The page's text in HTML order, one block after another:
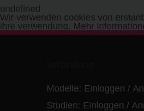
undefined
Wir verwenden cookies von
ihre verwendung. Mehr
Modelle: Einloggen /
Studien: Einloggen /